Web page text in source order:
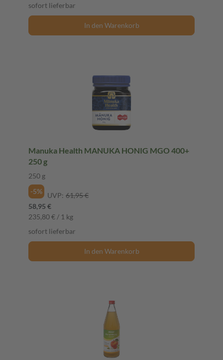
sofort lieferbar
In den Warenkorb
Manuka Health MANUKA HONIG MGO 400+
250 g
250 g
-5%
UVP: 61,95 €
58,95 €
235,80 € / 1 kg
sofort lieferbar
In den Warenkorb